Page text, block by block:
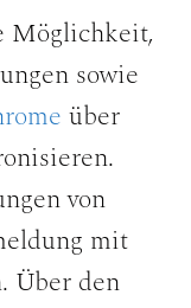
Möglichkeit,
sowie
über
von
mit
Über den